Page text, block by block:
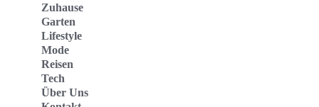
Zuhause
Garten
Lifestyle
Mode
Reisen
Tech
Über Uns